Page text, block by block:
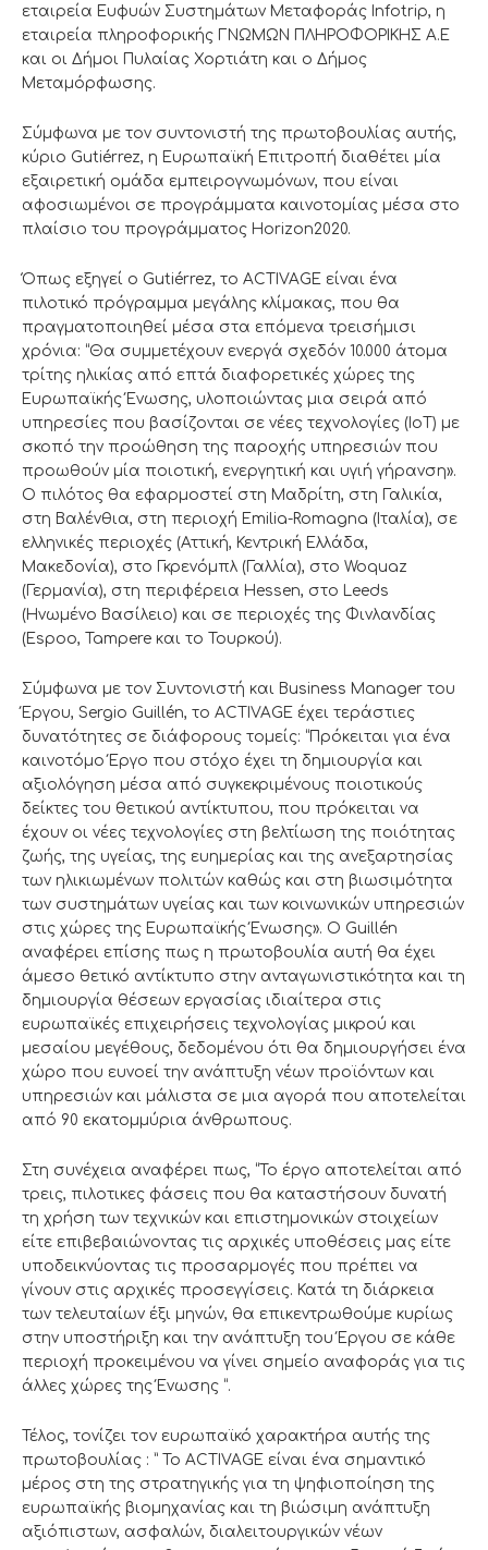
εταιρεία Ευφυών Συστημάτων Μεταφοράς Infotrip, η
εταιρεία πληροφορικής ΓΝΩΜΩΝ ΠΛΗΡΟΦΟΡΙΚΗΣ Α.Ε
και οι Δήμοι Πυλαίας Χορτιάτη και ο Δήμος
Μεταμόρφωσης.
Σύμφωνα με τον συντονιστή της πρωτοβουλίας αυτής,
κύριο Gutiérrez, η Ευρωπαϊκή Επιτροπή διαθέτει μία
εξαιρετική ομάδα εμπειρογνωμόνων, που είναι
αφοσιωμένοι σε προγράμματα καινοτομίας μέσα στο
πλαίσιο του προγράμματος Horizon2020.
Όπως εξηγεί ο Gutiérrez, το ACTIVAGE είναι ένα
πιλοτικό πρόγραμμα μεγάλης κλίμακας, που θα
πραγματοποιηθεί μέσα στα επόμενα τρεισήμισι
χρόνια: “Θα συμμετέχουν ενεργά σχεδόν 10.000 άτομα
τρίτης ηλικίας από επτά διαφορετικές χώρες της
Ευρωπαϊκής Ένωσης, υλοποιώντας μια σειρά από
υπηρεσίες που βασίζονται σε νέες τεχνολογίες (ΙοΤ) με
σκοπό την προώθηση της παροχής υπηρεσιών που
προωθούν μία ποιοτική, ενεργητική και υγιή γήρανση».
Ο πιλότος θα εφαρμοστεί στη Μαδρίτη, στη Γαλικία,
στη Βαλένθια, στη περιοχή Emilia-Romagna (Ιταλία), σε
ελληνικές περιοχές (Αττική, Κεντρική Ελλάδα,
Μακεδονία), στο Γκρενόμπλ (Γαλλία), στο Woquaz
(Γερμανία), στη περιφέρεια Hessen, στο Leeds
(Ηνωμένο Βασίλειο) και σε περιοχές της Φινλανδίας
(Espoo, Tampere και το Τουρκού).
Σύμφωνα με τον Συντονιστή και Business Manager του
Έργου, Sergio Guillén, το ACTIVAGE έχει τεράστιες
δυνατότητες σε διάφορους τομείς: “Πρόκειται για ένα
καινοτόμο Έργο που στόχο έχει τη δημιουργία και
αξιολόγηση μέσα από συγκεκριμένους ποιοτικούς
δείκτες του θετικού αντίκτυπου, που πρόκειται να
έχουν οι νέες τεχνολογίες στη βελτίωση της ποιότητας
ζωής, της υγείας, της ευημερίας και της ανεξαρτησίας
των ηλικιωμένων πολιτών καθώς και στη βιωσιμότητα
των συστημάτων υγείας και των κοινωνικών υπηρεσιών
στις χώρες της Ευρωπαϊκής Ένωσης». Ο Guillén
αναφέρει επίσης πως η πρωτοβουλία αυτή θα έχει
άμεσο θετικό αντίκτυπο στην ανταγωνιστικότητα και τη
δημιουργία θέσεων εργασίας ιδιαίτερα στις
ευρωπαϊκές επιχειρήσεις τεχνολογίας μικρού και
μεσαίου μεγέθους, δεδομένου ότι θα δημιουργήσει ένα
χώρο που ευνοεί την ανάπτυξη νέων προϊόντων και
υπηρεσιών και μάλιστα σε μια αγορά που αποτελείται
από 90 εκατομμύρια άνθρωπους.
Στη συνέχεια αναφέρει πως, “Το έργο αποτελείται από
τρεις, πιλοτικες φάσεις που θα καταστήσουν δυνατή
τη χρήση των τεχνικών και επιστημονικών στοιχείων
είτε επιβεβαιώνοντας τις αρχικές υποθέσεις μας είτε
υποδεικνύοντας τις προσαρμογές που πρέπει να
γίνουν στις αρχικές προσεγγίσεις. Κατά τη διάρκεια
των τελευταίων έξι μηνών, θα επικεντρωθούμε κυρίως
στην υποστήριξη και την ανάπτυξη του Έργου σε κάθε
περιοχή προκειμένου να γίνει σημείο αναφοράς για τις
άλλες χώρες της Ένωσης “.
Τέλος, τονίζει τον ευρωπαϊκό χαρακτήρα αυτής της
πρωτοβουλίας : ” Το ACTIVAGE είναι ένα σημαντικό
μέρος στη της στρατηγικής για τη ψηφιοποίηση της
ευρωπαϊκής βιομηχανίας και τη βιώσιμη ανάπτυξη
αξιόπιστων, ασφαλών, διαλειτουργικών νέων